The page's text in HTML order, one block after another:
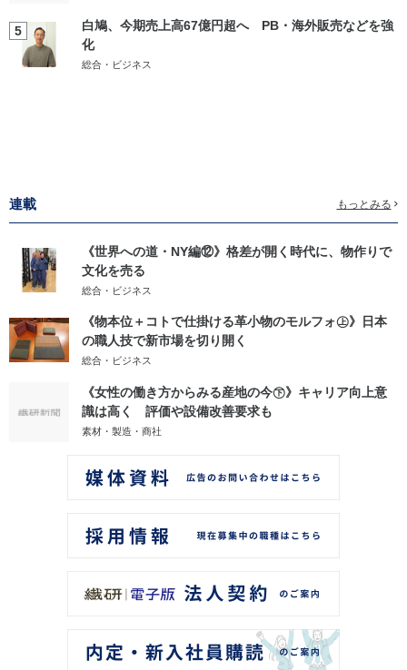
5
白鳩、今期売上高67億円超へ PB・海外販売などを強
化
総合・ビジネス
連載 もっとみる
《世界への道・NY編⑫》格差が開く時代に、物作りで
文化を売る
総合・ビジネス
《物本位＋コトで仕掛ける革小物のモルフォ㊤》日本
の職人技で新市場を切り開く
総合・ビジネス
《女性の働き方からみる産地の今㊦》キャリア向上意
識は高く 評価や設備改善要求も
素材・製造・商社